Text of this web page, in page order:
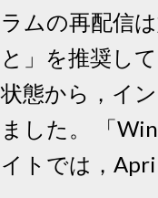
ラムの再配信
と」を推奨し
状態から，イ
ました。 「
イトでは，